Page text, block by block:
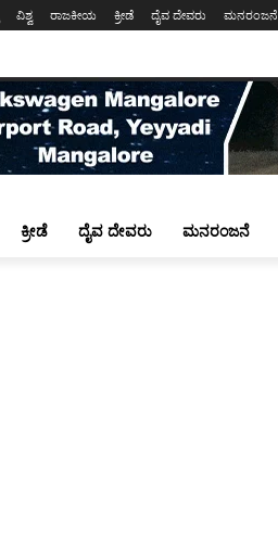
ವಿಶ್ವ ರಾಜಕೀಯ ಕ್ರೀಡೆ ದೈವ ದೇವರು ಮನರಂಜನೆ
ಕ್ರೀಡೆ ದೈವ ದೇವರು ಮನರಂಜನೆ